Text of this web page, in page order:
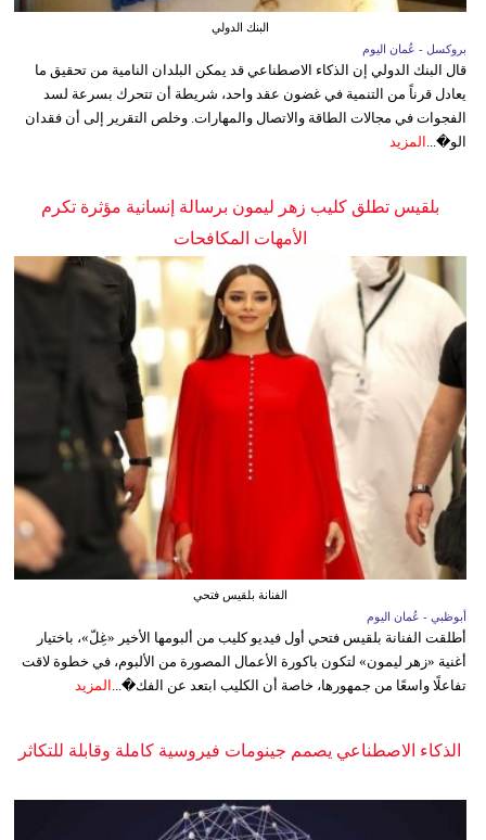
البنك الدولي
بروكسل - عُمان اليوم
قال البنك الدولي إن الذكاء الاصطناعي قد يمكن البلدان النامية من تحقيق ما
يعادل قرناً من التنمية في غضون عقد واحد، شريطة أن تتحرك بسرعة لسد
الفجوات في مجالات الطاقة والاتصال والمهارات. وخلص التقرير إلى أن فقدان
الو�... المزيد
بلقيس تطلق كليب زهر ليمون برسالة إنسانية مؤثرة تكرم
الأمهات المكافحات
الفنانة بلقيس فتحي
أبوظبي - عُمان اليوم
أطلقت الفنانة بلقيس فتحي أول فيديو كليب من ألبومها الأخير «غِلّ»، باختيار
أغنية «زهر ليمون» لتكون باكورة الأعمال المصورة من الألبوم، في خطوة لاقت
تفاعلًا واسعًا من جمهورها، خاصة أن الكليب ابتعد عن الفك�... المزيد
الذكاء الاصطناعي يصمم جينومات فيروسية كاملة وقابلة للتكاثر